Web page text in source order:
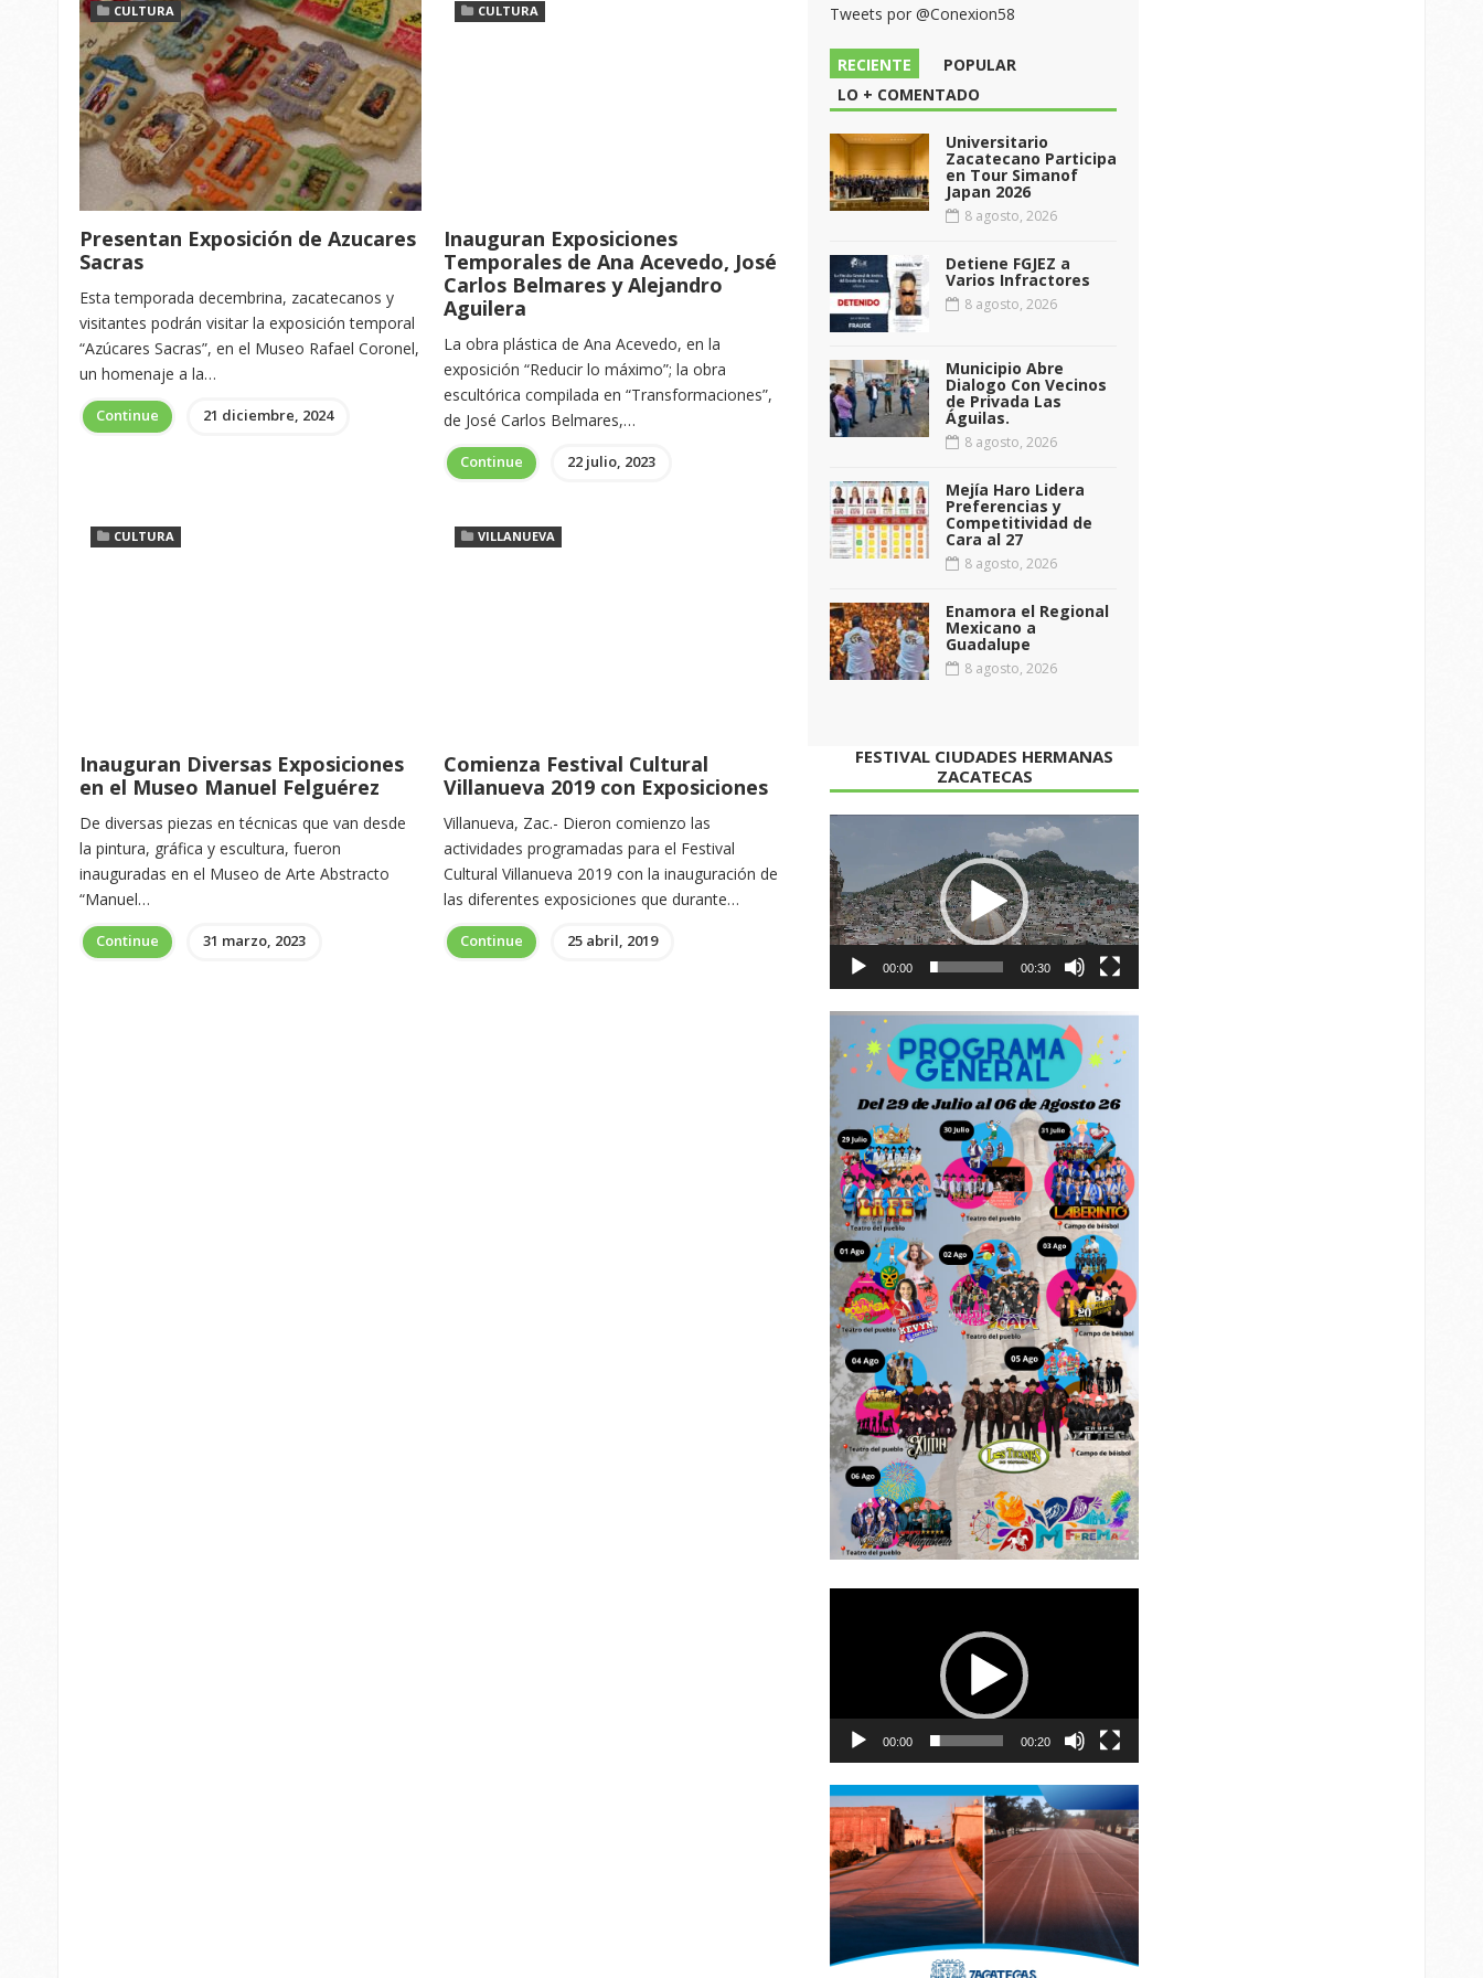
CULTURA
Presentan Exposición de Azucares
Sacras
Esta temporada decembrina, zacatecanos y
visitantes podrán visitar la exposición temporal
“Azúcares Sacras”, en el Museo Rafael Coronel,
un homenaje a la…
Continue 21 diciembre, 2024
CULTURA
Inauguran Exposiciones
Temporales de Ana Acevedo, José
Carlos Belmares y Alejandro
Aguilera
La obra plástica de Ana Acevedo, en la
exposición “Reducir lo máximo”; la obra
escultórica compilada en “Transformaciones”,
de José Carlos Belmares,…
Continue 22 julio, 2023
CULTURA
Inauguran Diversas Exposiciones
en el Museo Manuel Felguérez
De diversas piezas en técnicas que van desde
la pintura, gráfica y escultura, fueron
inauguradas en el Museo de Arte Abstracto
“Manuel…
Continue 31 marzo, 2023
VILLANUEVA
Comienza Festival Cultural
Villanueva 2019 con Exposiciones
Villanueva, Zac.- Dieron comienzo las
actividades programadas para el Festival
Cultural Villanueva 2019 con la inauguración de
las diferentes exposiciones que durante…
Continue 25 abril, 2019
Tweets por @Conexion58
RECIENTE
POPULAR
LO + COMENTADO
Universitario
Zacatecano Participa
en Tour Simanof
Japan 2026
8 agosto, 2026
Detiene FGJEZ a
Varios Infractores
8 agosto, 2026
Municipio Abre
Dialogo Con Vecinos
de Privada Las
Águilas.
8 agosto, 2026
Mejía Haro Lidera
Preferencias y
Competitividad de
Cara al 27
8 agosto, 2026
Enamora el Regional
Mexicano a
Guadalupe
8 agosto, 2026
FESTIVAL CIUDADES HERMANAS
ZACATECAS
de
vídeo
00:00 00:30
00:00 00:20